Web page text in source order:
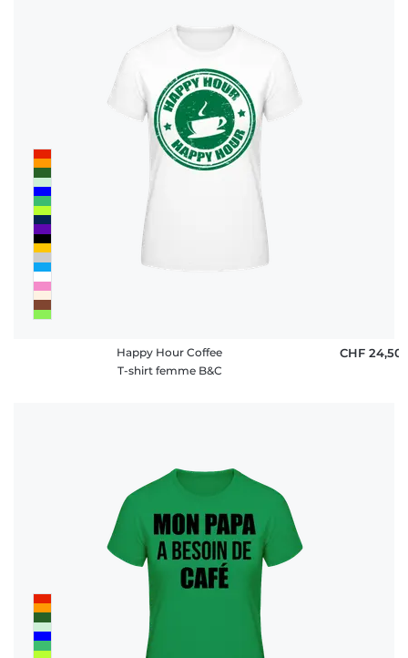
Happy Hour Coffee
T-shirt femme B&C
CHF 24,50